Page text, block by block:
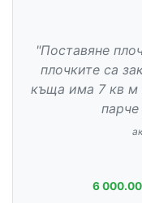
"Поставяне
плочките са
къща има 7 кв м
6